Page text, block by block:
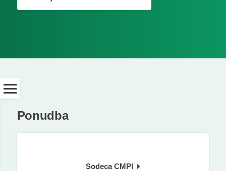
Ponudba
Sodeca CMPI